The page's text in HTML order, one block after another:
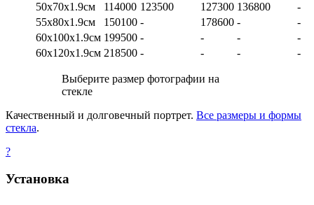
50х70х1.9см
114000 123500 127300 136800
-
55х80х1.9см
150100 - 178600 -
-
60х100х1.9см 199500 - - -
-
60х120х1.9см 218500 - - - -
Выберите размер фотографии на
стекле
Качественный и долговечный портрет. Все размеры и формы
стекла.
?
Установка